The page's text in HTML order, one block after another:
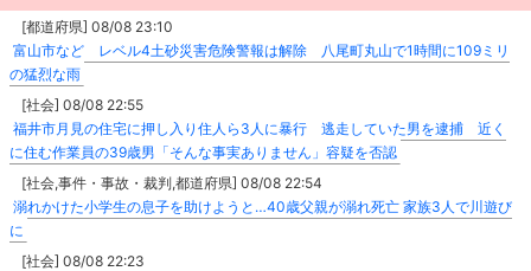
[都道府県] 08/08 23:10
富山市など レベル4土砂災害危険警報は解除 八尾町丸山で1時間に109ミリ
の猛烈な雨
[社会] 08/08 22:55
福井市月見の住宅に押し入り住人ら3人に暴行 逃走していた男を逮捕 近く
に住む作業員の39歳男「そんな事実ありません」容疑を否認
[社会,事件・事故・裁判,都道府県] 08/08 22:54
溺れかけた小学生の息子を助けようと…40歳父親が溺れ死亡 家族3人で川遊び
に
[社会] 08/08 22:23